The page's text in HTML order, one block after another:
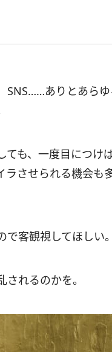
SNS……ありとあら
も、一度目につけ
ラさせられる機会も
客観視してほしい。
れるのかを。